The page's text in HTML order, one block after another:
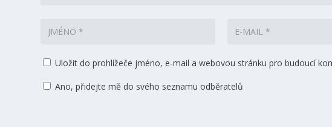
Uložit do prohlížeče jméno, e-mail a webovou stránku pro budoucí
Ano, přidejte mě do svého seznamu odběratelů